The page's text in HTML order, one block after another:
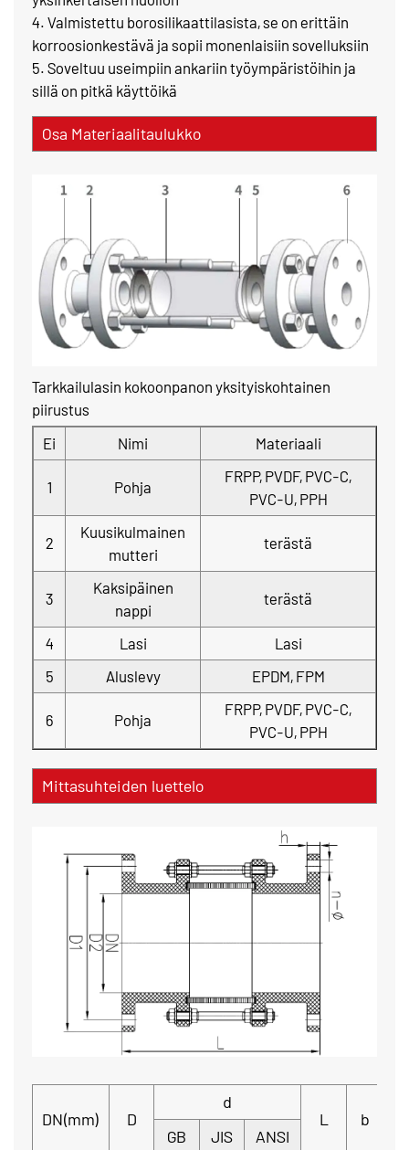
4. Valmistettu borosilikaattilasista, se on erittäin
korroosionkestävä ja sopii monenlaisiin sovelluksiin
5. Soveltuu useimpiin ankariin työympäristöihin ja
sillä on pitkä käyttöikä
Osa Materiaalitaulukko
Tarkkailulasin kokoonpanon yksityiskohtainen
piirustus
Ei
Nimi Materiaali
1 Pohja
FRPP, PVDF, PVC-C,
PVC-U, PPH
2
Kuusikulmainen
mutteri
terästä
3
Kaksipäinen
nappi
terästä
4 Lasi
Lasi
5
Aluslevy EPDM, FPM
6 Pohja
FRPP, PVDF, PVC-C,
PVC-U, PPH
Mittasuhteiden luettelo
DN(mm) D
d
L
b
GB
JIS ANSI